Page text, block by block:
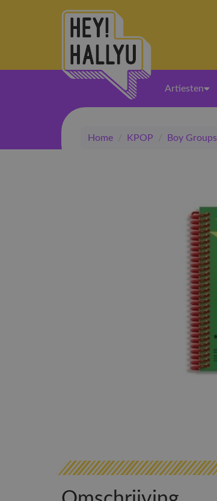
Artiesten
Home / KPOP / Boy Groups